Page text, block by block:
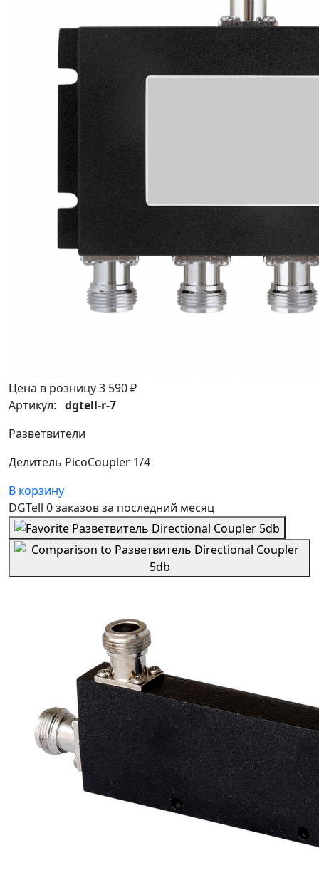
Цена в розницу3 590 ₽
Артикул: dgtell-r-7
Разветвители
Делитель PicoCoupler 1/4
В корзину
DGTell 0 заказовза последний месяц